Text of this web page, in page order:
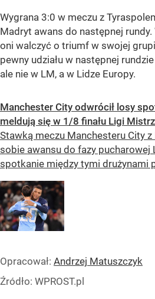
Wygrana 3:0 w meczu z
Madryt awans do następnej
oni walczyć o triumf w swojej
pewny udziału w następnej
ale nie w LM, a w Lidze Europy.
Manchester City odwrócił losy
meldują się w 1/8 finału Ligi
Stawką meczu Manchesteru City z
sobie awansu do fazy pucharowej
spotkanie między tymi drużynami
Opracował: Andrzej Matuszczyk
Źródło: WPROST.pl